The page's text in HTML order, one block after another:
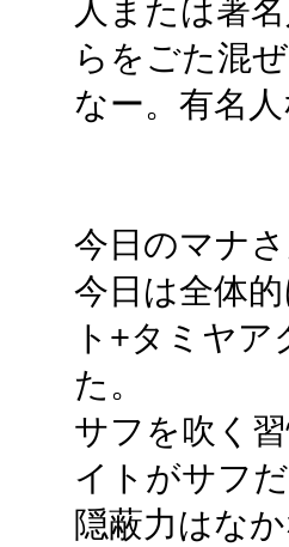
人または著
らをごた混
なー。有名
今日のマナ
今日は全体
ト+タミヤ
た。
サフを吹く
イトがサフ
隠蔽力はな